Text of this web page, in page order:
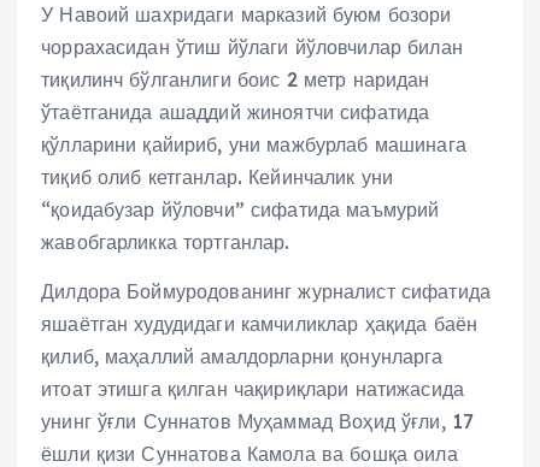
У Навоий шахридаги марказий буюм бозори
чоррахасидан ўтиш йўлаги йўловчилар билан
тиқилинч бўлганлиги боис 2 метр наридан
ўтаётганида ашаддий жиноятчи сифатида
қўлларини қайириб, уни мажбурлаб машинага
тиқиб олиб кетганлар. Кейинчалик уни
“қоидабузар йўловчи” сифатида маъмурий
жавобгарликка тортганлар.
Дилдора Боймуродованинг журналист сифатида
яшаётган худудидаги камчиликлар ҳақида баён
қилиб, маҳаллий амалдорларни қонунларга
итоат этишга қилган чақириқлари натижасида
унинг ўғли Суннатов Муҳаммад Воҳид ўғли, 17
ёшли қизи Суннатова Камола ва бошқа оила